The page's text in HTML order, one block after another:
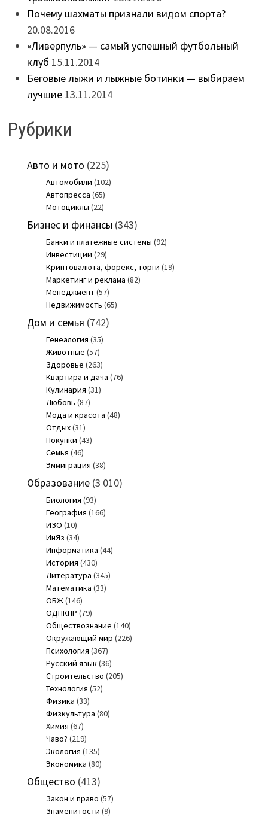
Почему шахматы признали видом спорта?
20.08.2016
«Ливерпуль» — самый успешный футбольный
клуб 15.11.2014
Беговые лыжи и лыжные ботинки — выбираем
лучшие 13.11.2014
Рубрики
Авто и мото (225)
Автомобили (102)
Автопресса (65)
Мотоциклы (22)
Бизнес и финансы (343)
Банки и платежные системы (92)
Инвестиции (29)
Криптовалюта, форекс, торги (19)
Маркетинг и реклама (82)
Менеджмент(57)
Недвижимость (65)
Дом и семья (742)
Генеалогия (35)
Животные (57)
Здоровье (263)
Квартира и дача (76)
Кулинария (31)
Любовь (87)
Мода и красота (48)
Отдых(31)
Покупки (43)
Семья (46)
Эммиграция (38)
Образование(3 010)
Биология (93)
География (166)
ИЗО (10)
ИнЯз (34)
Информатика (44)
История (430)
Литература (345)
Математика (33)
ОБЖ(146)
ОДНКНР (79)
Обществознание (140)
Окружающий мир (226)
Психология (367)
Русский язык(36)
Строительство (205)
Технология (52)
Физика (33)
Физкультура (80)
Химия (67)
Чаво? (219)
Экология (135)
Экономика (80)
Общество (413)
Закон и право (57)
Знаменитости (9)